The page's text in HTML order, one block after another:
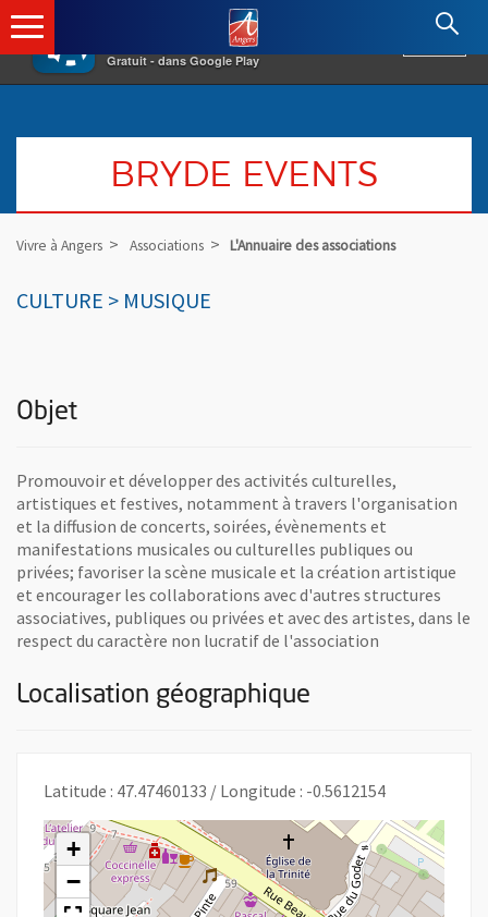
×
Gratuit - dans Google Play
Angers.fr : Retour à l'accueil
BRYDE EVENTS
Vivre à Angers Associations L'Annuaire des associations
CULTURE > MUSIQUE
Objet
Promouvoir et développer des activités culturelles,
artistiques et festives, notamment à travers l'organisation
et la diffusion de concerts, soirées, évènements et
manifestations musicales ou culturelles publiques ou
privées; favoriser la scène musicale et la création artistique
et encourager les collaborations avec d'autres structures
associatives, publiques ou privées et avec des artistes, dans le
respect du caractère non lucratif de l'association
Localisation géographique
Latitude : 47.47460133 / Longitude : -0.5612154
+
−